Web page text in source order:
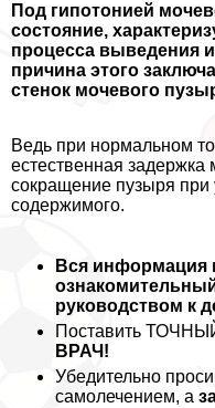
Под гипотонией
состояние,
процесса выведения
причина этого
стенок мочевого
Ведь при нормальном
естественная задержка
сокращение пузыря при
содержимого.
Вся информация
руководством к
Поставить
ВРАЧ!
Убедительно
самолечением, а